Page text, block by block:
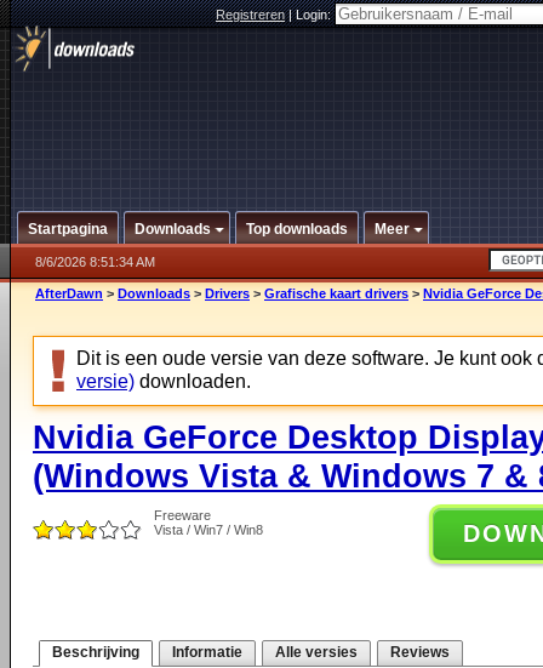
Registreren|Login:
Startpagina Downloads Top downloads Meer
8/6/2026 8:51:34 AM
AfterDawn > Downloads > Drivers > Grafische kaart drivers > Nvidia GeForce
Dit is een oude versie van deze software. Je kunt ook
versie) downloaden.
Nvidia GeForce Desktop
(Windows Vista & Windows 7 &
Freeware
Vista / Win7 / Win8
Beschrijving Informatie Alle versies Reviews